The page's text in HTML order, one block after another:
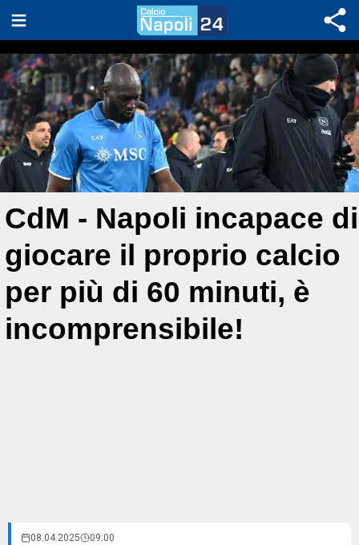
CdM - Napoli incapace di
giocare il proprio calcio
per più di 60 minuti, è
incomprensibile!
08.04.2025 09:00